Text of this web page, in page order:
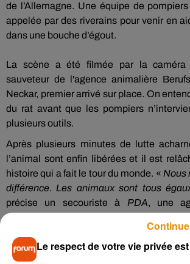
de l’Allemagne. Une équipe de
appelée par des riverains pour venir en
dans une bouche d’égout.
La scène a été filmée par la caméra
sauveteur de l'agence animalière
Neckar, premier arrivé sur place. On
du rat avant que les pompiers
plusieurs outils.
Après plusieurs minutes de lutte
l’animal sont enfin libérées et il est
histoire qui a fait le tour du monde. « Nous
différence. Les animaux sont tous
précise un secouriste à PDA, une
allemande.
Le respect de votre vie privée